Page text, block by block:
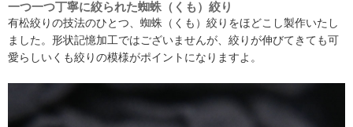
一つ一つ丁寧に絞られた蜘蛛（くも）絞り
有松絞りの技法のひとつ、蜘蛛（くも）絞りをほどこし製作いたし
ました。形状記憶加工ではございませんが、絞りが伸びてきても可
愛らしいくも絞りの模様がポイントになりますよ。